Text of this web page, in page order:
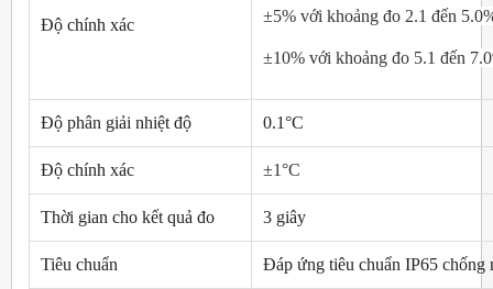
Độ chính xác ±5% với khoảng đo 2.1 đến
±10% với khoảng đo 5.1 đến
Độ phân giải nhiệt độ 0.1°C
Độ chính xác ±1°C
Thời gian cho kết quả đo 3 giây
Tiêu chuẩn Đáp ứng tiêu chuẩn IP65 chống